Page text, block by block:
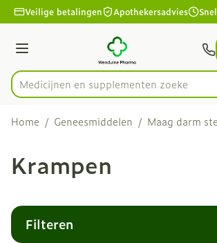
Ga naar de inhoud
1 van 1
Veilige betalingen Apothekersadvies
Menu
Product, merk, categorie...
Medicijnen en s
Home / Geneesmiddelen / Maag darm
Krampen
Filteren